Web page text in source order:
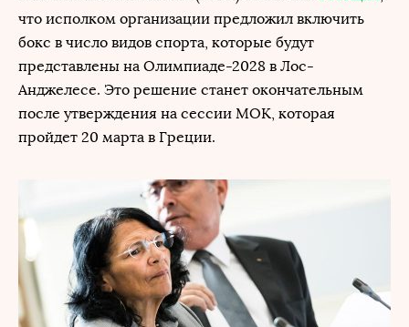
что исполком организации предложил включить
бокс в число видов спорта, которые будут
представлены на Олимпиаде-2028 в Лос-
Анджелесе. Это решение станет окончательным
после утверждения на сессии МОК, которая
пройдет 20 марта в Греции.